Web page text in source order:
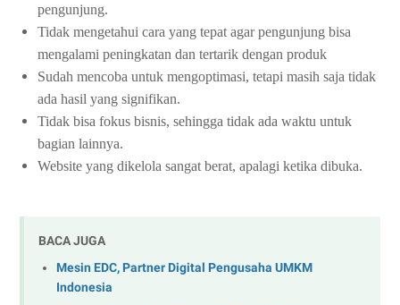
pengunjung.
Tidak mengetahui cara yang tepat agar pengunjung bisa
mengalami peningkatan dan tertarik dengan produk
Sudah mencoba untuk mengoptimasi, tetapi masih saja tidak
ada hasil yang signifikan.
Tidak bisa fokus bisnis, sehingga tidak ada waktu untuk
bagian lainnya.
Website yang dikelola sangat berat, apalagi ketika dibuka.
BACA JUGA
Mesin EDC, Partner Digital Pengusaha UMKM
Indonesia